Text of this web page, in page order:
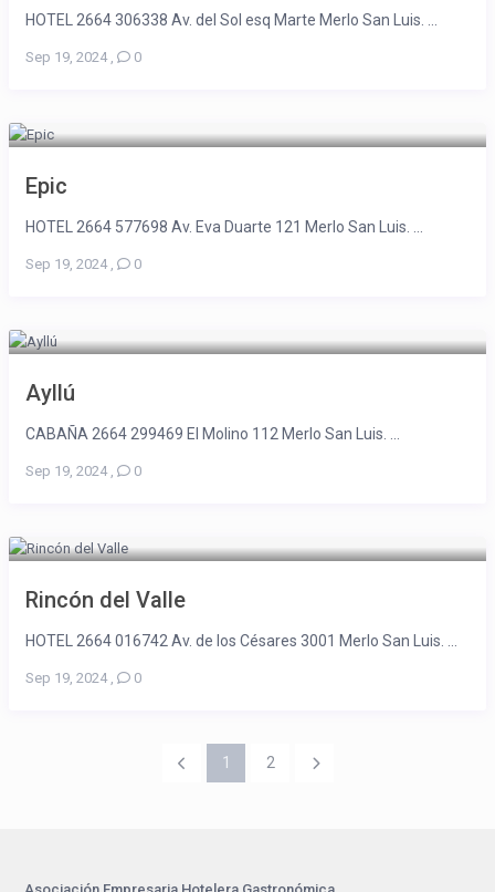
HOTEL 2664 306338 Av. del Sol esq Marte Merlo San Luis. ...
Sep 19, 2024, 0
Epic
HOTEL 2664 577698 Av. Eva Duarte 121 Merlo San Luis. ...
Sep 19, 2024, 0
Ayllú
CABAÑA 2664 299469 El Molino 112 Merlo San Luis. ...
Sep 19, 2024, 0
Rincón del Valle
HOTEL 2664 016742 Av. de los Césares 3001 Merlo San Luis. ...
Sep 19, 2024, 0
1 2